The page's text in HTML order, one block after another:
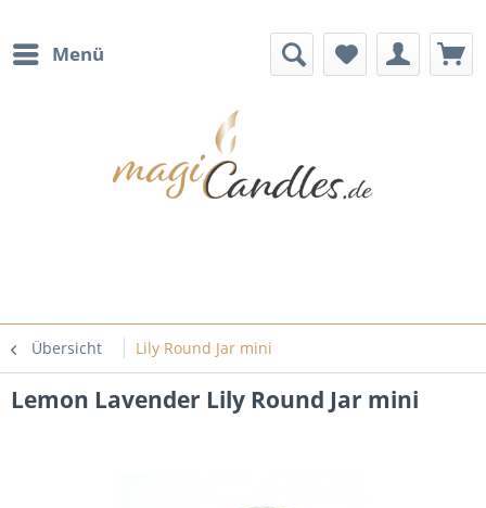
Menü
Übersicht Lily Round Jar mini
Lemon Lavender Lily Round Jar mini